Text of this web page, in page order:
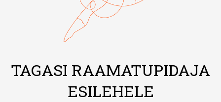
TAGASI RAAMATUPIDAJA
ESILEHELE